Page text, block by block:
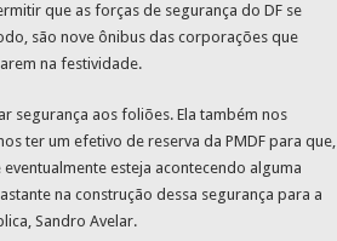
que as forças de segurança do DF se
são nove ônibus das corporações que
na festividade.
segurança aos foliões. Ela também nos
ter um efetivo de reserva da PMDF para que,
esteja acontecendo alguma
na construção dessa segurança para a
Sandro Avelar.